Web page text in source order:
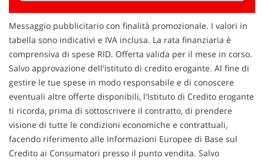
Contattaci
Messaggio pubblicitario con finalità promozionale. I valori in
tabella sono indicativi e IVA inclusa. La rata finanziaria è
comprensiva di spese RID. Offerta valida per il mese in corso.
Salvo approvazione dell'istituto di credito erogante. Al fine di
gestire le tue spese in modo responsabile e di conoscere
eventuali altre offerte disponibili, l'Istituto di Credito erogante
ti ricorda, prima di sottoscrivere il contratto, di prendere
visione di tutte le condizioni economiche e contrattuali,
facendo riferimento alle Informazioni Europee di Base sul
Credito ai Consumatori presso il punto vendita. Salvo